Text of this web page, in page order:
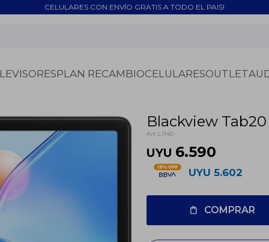
CELULARES CON ENVÍO GRATIS A TODO EL PAIS!
PLAN RECAMBIOCELULARESOUTLET
Blackview
L1140
UYU 6.590
UYU 5.602
COMPRAR